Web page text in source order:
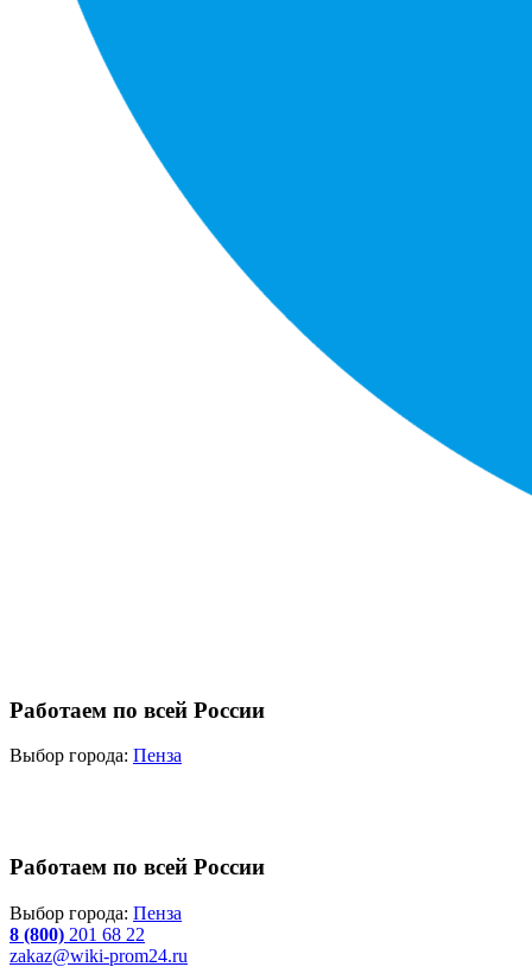
Работаем по всей России
Выбор города: Пенза
Работаем по всей России
Выбор города: Пенза
8 (800) 201 68 22
zakaz@wiki-prom24.ru